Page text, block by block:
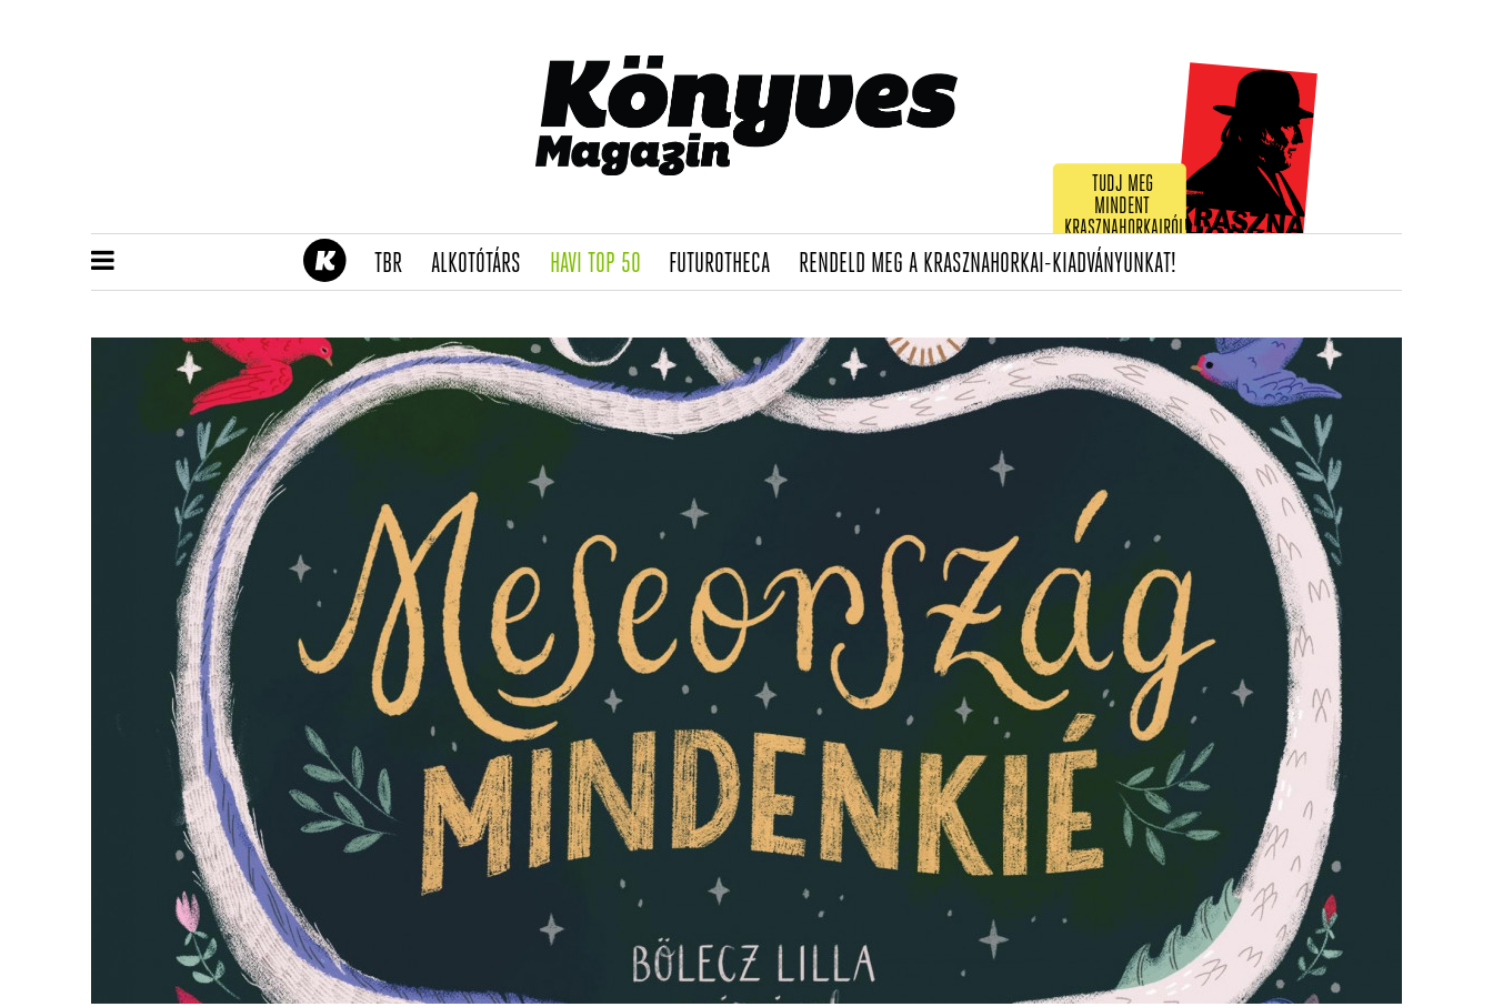
TUDJ MEG
MINDENT
KRASZNAHORKAIRÓL!
TBR(CURRENT)
ALKOTÓTÁRS(CURRENT)
HAVI TOP 50(CURRENT)
FUTUROTHECA(CURRENT)
RENDELD MEG A KRASZNAHORKAI-KIADVÁNYUNKAT!(CURRENT)